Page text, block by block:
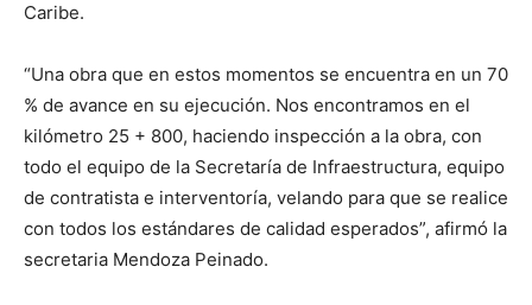
Caribe.
“Una obra que en estos momentos se encuentra en un 70
% de avance en su ejecución. Nos encontramos en el
kilómetro 25 + 800, haciendo inspección a la obra, con
todo el equipo de la Secretaría de Infraestructura, equipo
de contratista e interventoría, velando para que se realice
con todos los estándares de calidad esperados”, afirmó la
secretaria Mendoza Peinado.